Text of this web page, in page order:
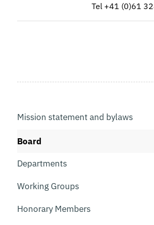
Tel +41 (0)61
Mission statement and bylaws
Board
Departments
Working Groups
Honorary Members